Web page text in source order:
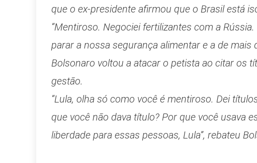
que o ex-presidente afirmou que o Brasil está
“Mentiroso. Negociei fertilizantes com a
parar a nossa segurança alimentar e a de
Bolsonaro voltou a atacar o petista ao citar os
gestão.
“Lula, olha só como você é mentiroso. Dei
que você não dava título? Por que você usava
liberdade para essas pessoas, Lula”, rebateu